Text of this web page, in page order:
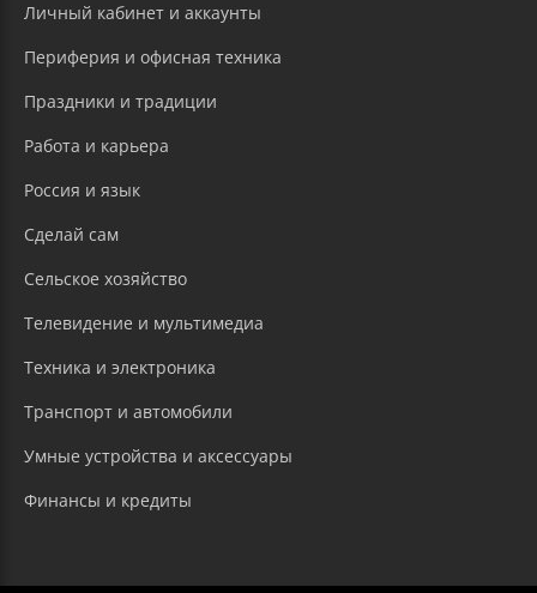
Личный кабинет и аккаунты
Периферия и офисная техника
Праздники и традиции
Работа и карьера
Россия и язык
Сделай сам
Сельское хозяйство
Телевидение и мультимедиа
Техника и электроника
Транспорт и автомобили
Умные устройства и аксессуары
Финансы и кредиты